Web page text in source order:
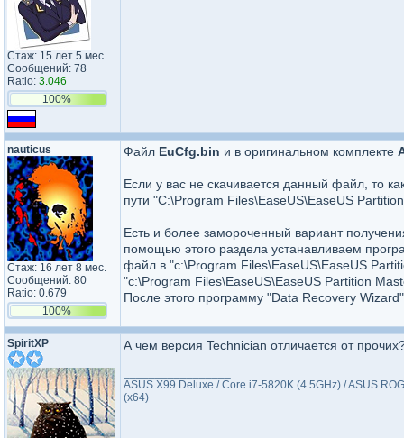
Стаж: 15 лет 5 мес.
Сообщений: 78
Ratio: 3.046
100%
nauticus
Стаж: 16 лет 8 мес.
Сообщений: 80
Ratio: 0.679
100%
Файл EuCfg.bin и в оригинальном комплекте
Если у вас не скачивается данный файл, то
пути "C:\Program Files\EaseUS\EaseUS
Есть и более замороченный вариант
помощью этого раздела устанавливаем
файл в "c:\Program Files\EaseUS\EaseUS
"c:\Program Files\EaseUS\EaseUS Partition
После этого программу "Data Recovery
SpiritXP А чем версия Technician отличается от
ASUS X99 Deluxe / Core i7-5820K (4.5GHz) / ASUS
(x64)